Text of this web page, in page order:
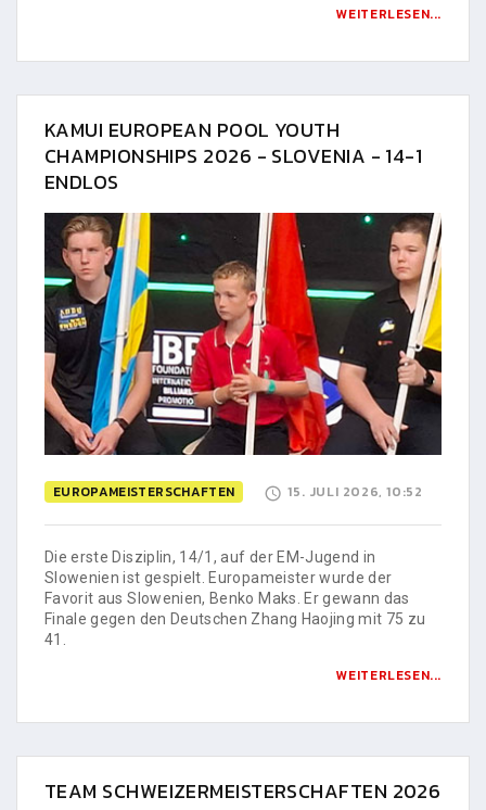
WEITERLESEN...
KAMUI EUROPEAN POOL YOUTH
CHAMPIONSHIPS 2026 - SLOVENIA - 14-1
ENDLOS
EUROPAMEISTERSCHAFTEN 15. JULI 2026, 10:52
Die erste Disziplin, 14/1, auf der EM-Jugend in
Slowenien ist gespielt. Europameister wurde der
Favorit aus Slowenien, Benko Maks. Er gewann das
Finale gegen den Deutschen Zhang Haojing mit 75 zu
41.
WEITERLESEN...
TEAM SCHWEIZERMEISTERSCHAFTEN 2026